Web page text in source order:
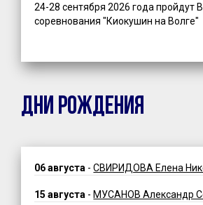
24-28 сентября 2026 года пройдут
соревнования "Киокушин на Волге"
ДНИ РОЖДЕНИЯ
06 августа -СВИРИДОВА Елена
15 августа - МУСАНОВ Александр